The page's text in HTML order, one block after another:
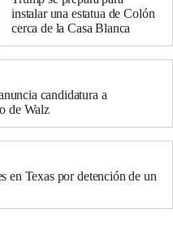
instalar una estatua de Colón
cerca de la Casa Blanca
candidatura a
de Walz
en Texas por detención de un